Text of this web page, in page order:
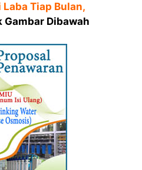
Tiap Bulan,
Gambar Dibawah